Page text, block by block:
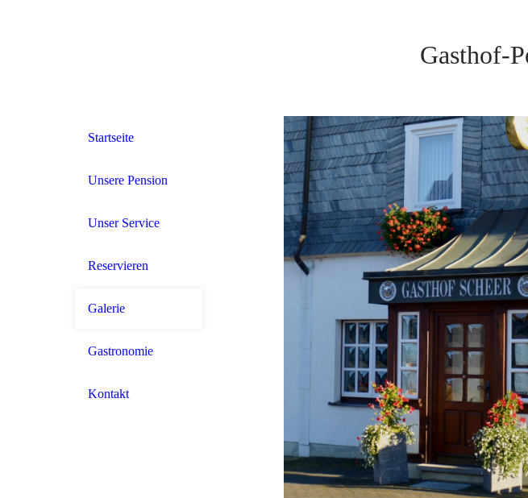
Gasthof-
Startseite
Unsere Pension
Unser Service
Reservieren
Galerie
Gastronomie
Kontakt